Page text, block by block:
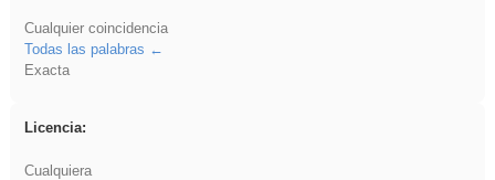
Cualquier coincidencia
Todas las palabras
Exacta
Licencia:
Cualquiera